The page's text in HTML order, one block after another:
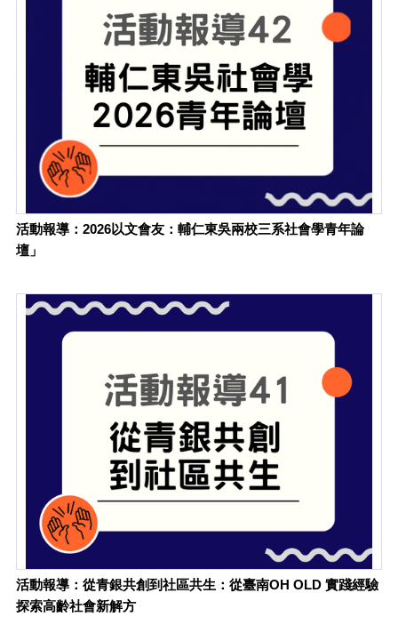
活動報導：2026以文會友：輔仁東吳兩校三系社會學青年論
壇」
活動報導：從青銀共創到社區共生：從臺南OH OLD 實踐經驗
探索高齡社會新解方